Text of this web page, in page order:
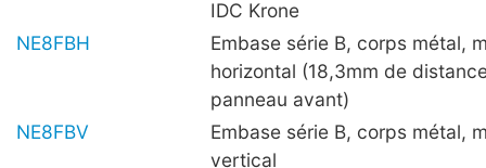
IDC Krone
NE8FBH
Embase série B, corps métal,
horizontal (18,3mm de
panneau avant)
NE8FBV
Embase série B, corps métal,
vertical